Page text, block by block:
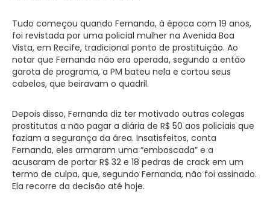
Tudo começou quando Fernanda, à época com 19 anos,
foi revistada por uma policial mulher na Avenida Boa
Vista, em Recife, tradicional ponto de prostituição. Ao
notar que Fernanda não era operada, segundo a então
garota de programa, a PM bateu nela e cortou seus
cabelos, que beiravam o quadril.
Depois disso, Fernanda diz ter motivado outras colegas
prostitutas a não pagar a diária de R$ 50 aos policiais que
faziam a segurança da área. Insatisfeitos, conta
Fernanda, eles armaram uma “emboscada” e a
acusaram de portar R$ 32 e 18 pedras de crack em um
termo de culpa, que, segundo Fernanda, não foi assinado.
Ela recorre da decisão até hoje.